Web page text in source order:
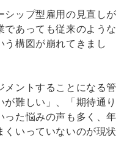
シップ型雇用の見直しが
あっても従来のような
構図が崩れてきまし
ントすることになる管
難しい」、「期待通り
った悩みの声も多く、年
いっていないのが現状